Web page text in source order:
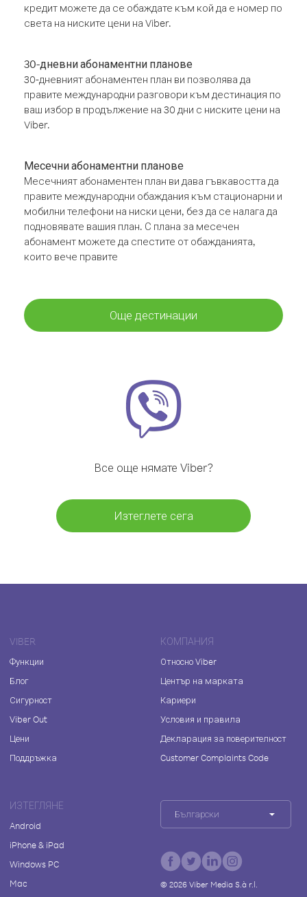
кредит можете да се обаждате към кой да е номер по
света на ниските цени на Viber.
30-дневни абонаментни планове
30-дневният абонаментен план ви позволява да
правите международни разговори към дестинация по
ваш избор в продължение на 30 дни с ниските цени на
Viber.
Месечни абонаментни планове
Месечният абонаментен план ви дава гъвкавостта да
правите международни обаждания към стационарни и
мобилни телефони на ниски цени, без да се налага да
подновявате вашия план. С плана за месечен
абонамент можете да спестите от обажданията,
които вече правите
Още дестинации
Все още нямате Viber?
Изтеглете сега
VIBER
Функции
Блог
Сигурност
Viber Out
Цени
Поддръжка
КОМПАНИЯ
Относно Viber
Център на марката
Кариери
Условия и правила
Декларация за поверителност
Customer Complaints Code
ИЗТЕГЛЯНЕ
Android
iPhone & iPad
Windows PC
Mac
Български
© 2026Viber Media S.à r.l.